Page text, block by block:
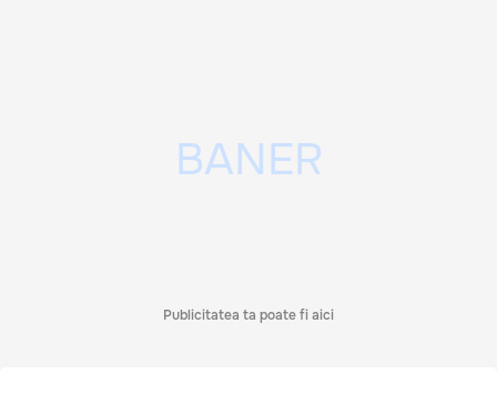
Publicitatea ta poate fi aici